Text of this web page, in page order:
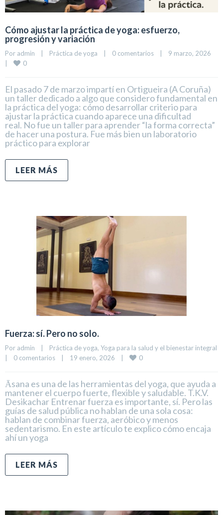
Cómo ajustar la práctica de yoga: esfuerzo,
progresión y variación
Por admin | Práctica de yoga | 0 comentarios |
|
0
El pasado 7 de marzo impartí en Ortigueira (A Coruña)
un taller dedicado a algo que considero fundamental en
la práctica del yoga: cómo desarrollar criterio para
ajustar la práctica cuando aparece una dificultad
real. No fue un taller para aprender “la forma correcta”
de hacer una postura. Fue más bien un laboratorio
práctico para explorar
LEER MÁS
Fuerza: sí. Pero no solo.
Por admin Práctica de yoga, Yoga para la salud y el bienestar integral
0 comentarios 19 enero, 2026 0
Āsana es una de las herramientas del yoga, que ayuda a
mantener el cuerpo fuerte, flexible y saludable. T.K.V.
Desikachar Entrenar fuerza es importante, sí. Pero las
guías de salud pública no hablan de una sola cosa:
hablan de combinar fuerza, aeróbico y menos
sedentarismo. En este artículo te explico cómo encaja
ahí un yoga
LEER MÁS